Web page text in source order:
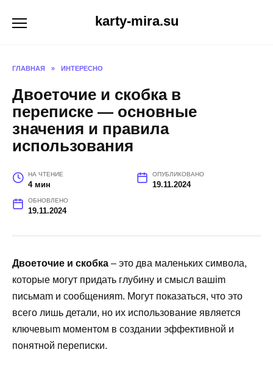
karty-mira.su
ГЛАВНАЯ » ИНТЕРЕСНО
Двоеточие и скобка в
переписке — основные
значения и правила
использования
НА ЧТЕНИЕ
4 мин
ОПУБЛИКОВАНО
19.11.2024
ОБНОВЛЕНО
19.11.2024
Двоеточие и скобка – это два маленьких символа,
которые могут придать глубину и смысл вашim
письмam и сообщенияm. Могут показаться, что это
всего лишь детали, но их использование является
ключевыm моментом в создании эффективной и
понятной переписки.